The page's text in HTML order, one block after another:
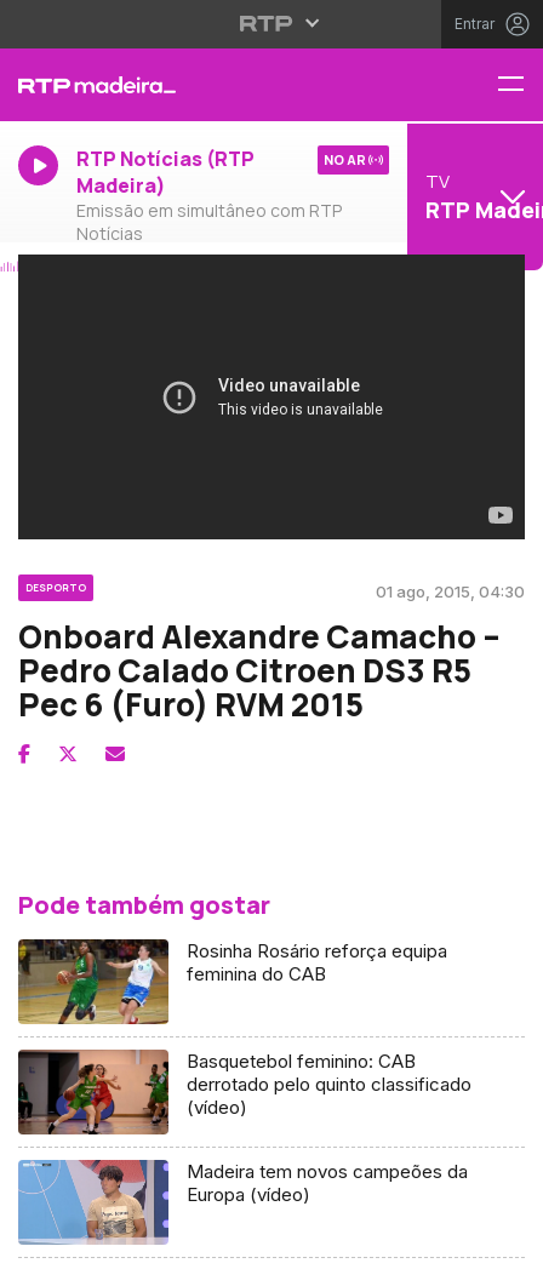
Entrar
RTP Notícias (RTP
Madeira)
Emissão em simultâneo com RTP
Notícias
NO AR
TV
RTP
DESPORTO 01 ago, 2015, 04:30
Onboard Alexandre Camacho –
Pedro Calado Citroen DS3 R5
Pec 6 (Furo) RVM 2015
Pode também gostar
Rosinha Rosário reforça equipa
feminina do CAB
Basquetebol feminino: CAB
derrotado pelo quinto classificado
(vídeo)
Madeira tem novos campeões da
Europa (vídeo)